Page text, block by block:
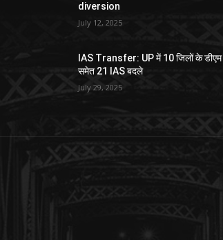
diversion
July 12, 2025
IAS Transfer: UP में 10 जिलों के डीएम
समेत 21 IAS बदले
July 29, 2025